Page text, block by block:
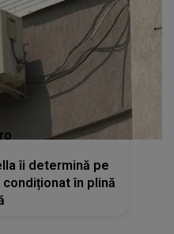
îi determină pe
în plină